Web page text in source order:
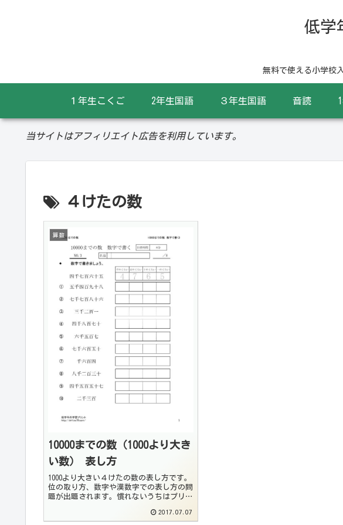
低学
無料で使える小学校
１年生こくご 2年生国語 ３年生国語 音読
当サイトはアフィリエイト広告を利用しています。
４けたの数
算数
10000までの数（1000より大き
い数） 表し方
1000より大きい４けたの数の表し方です。
位の取り方、数字や漢数字での表し方の問
題が出題されます。慣れないうちはプリン
漢数字をあてはめて考えるようにしてくだ
2017.07.07